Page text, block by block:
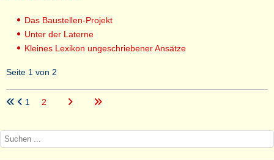
Das Baustellen-Projekt
Unter der Laterne
Kleines Lexikon ungeschriebener Ansätze
Seite 1 von 2
1 2